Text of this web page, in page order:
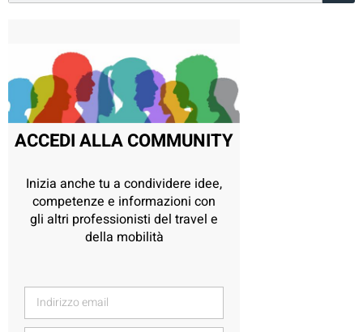
ACCEDI ALLA COMMUNITY
Inizia anche tu a condividere idee,
competenze e informazioni con
gli altri professionisti del travel e
della mobilità